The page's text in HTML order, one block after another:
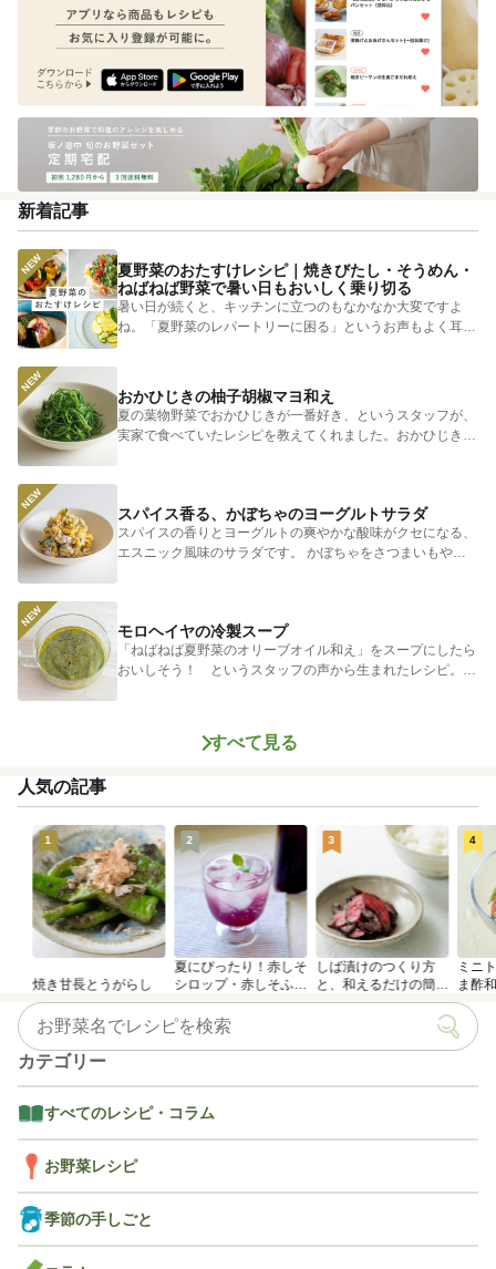
新着記事
夏野菜のおたすけレシピ｜焼きびたし・そうめん・
ねばねば野菜で暑い日もおいしく乗り切る
暑い日が続くと、キッチンに立つのもなかなか大変ですよ
ね。「夏野菜のレパートリーに困る」というお声もよく耳に
します。 そ...
おかひじきの柚子胡椒マヨ和え
夏の葉物野菜でおかひじきが一番好き、というスタッフが、
実家で食べていたレシピを教えてくれました。おかひじきの
スパイス香る、かぼちゃのヨーグルトサラダ
スパイスの香りとヨーグルトの爽やかな酸味がクセになる、
エスニック風味のサラダです。 かぼちゃをさつまいもやじ
モロヘイヤの冷製スープ
「ねばねば夏野菜のオリーブオイル和え」をスープにしたら
おいしそう！ というスタッフの声から生まれたレシピ。つ
すべて見る
人気の記事
1
焼き甘長とうがらし
2
夏にぴったり！赤しそ
シロップ・赤しそふり
かけのつくり方
3
しば漬けのつくり方
と、和えるだけの簡単
アレンジレシピ
4
ミニ
ま酢
カテゴリー
すべてのレシピ・コラム
お野菜レシピ
季節の手しごと